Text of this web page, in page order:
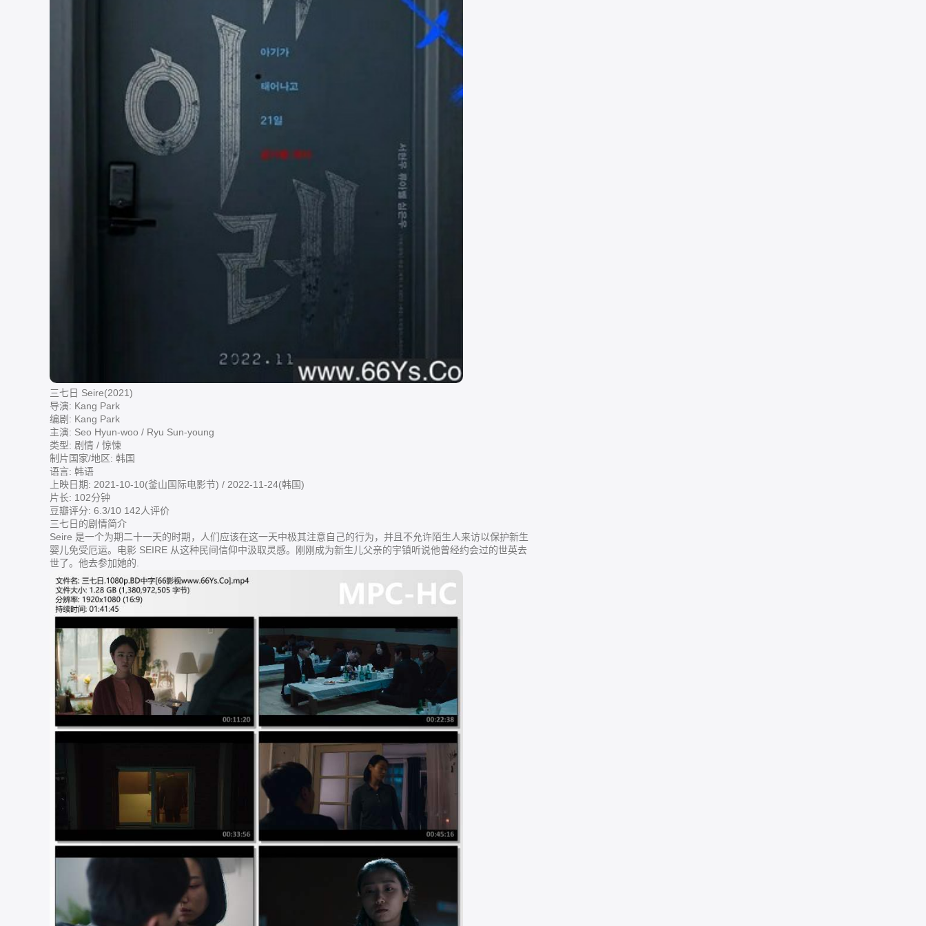
三七日 Seire(2021)
导演: Kang Park
编剧: Kang Park
主演: Seo Hyun-woo / Ryu Sun-young
类型: 剧情 / 惊悚
制片国家/地区: 韩国
语言: 韩语
上映日期: 2021-10-10(釜山国际电影节) / 2022-11-24(韩国)
片长: 102分钟
豆瓣评分: 6.3/10 142人评价
三七日的剧情简介
Seire 是一个为期二十一天的时期，人们应该在这一天中极其注意自己的行为，并且不允许陌生人来访以保护新生
婴儿免受厄运。电影 SEIRE 从这种民间信仰中汲取灵感。刚刚成为新生儿父亲的宇镇听说他曾经约会过的世英去
世了。他去参加她的.